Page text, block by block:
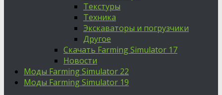
Текстуры
Техника
Экскаваторы и погрузчики
Другое
Скачать Farming Simulator 17
Новости
Моды Farming Simulator 22
Моды Farming Simulator 19